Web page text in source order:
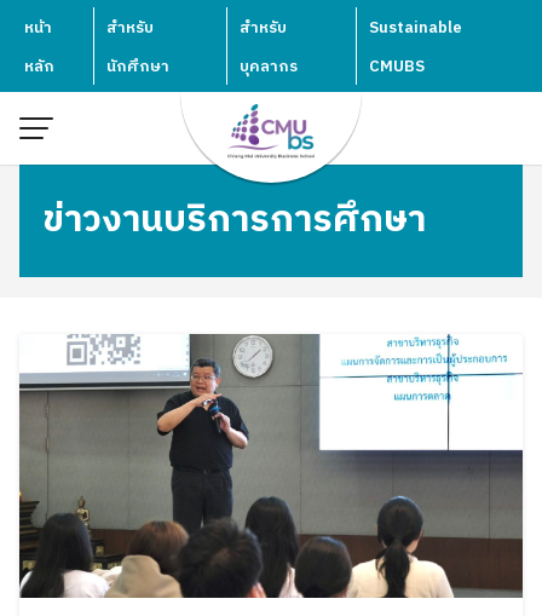
Skip
content
หน้า
หลัก
สำหรับ
นักศึกษา
สำหรับ
บุคลากร
Sustainable
CMUBS
ข่าวงานบริการการศึกษา